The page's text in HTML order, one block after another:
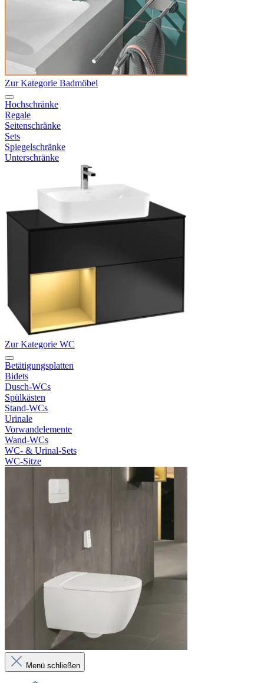
Zur Kategorie Badmöbel
Hochschränke
Regale
Seitenschränke
Sets
Spiegelschränke
Unterschränke
Zur Kategorie WC
Betätigungsplatten
Bidets
Dusch-WCs
Spülkästen
Stand-WCs
Urinale
Vorwandelemente
Wand-WCs
WC- & Urinal-Sets
WC-Sitze
Menü schließen